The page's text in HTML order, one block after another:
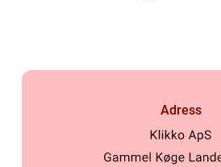
Adress